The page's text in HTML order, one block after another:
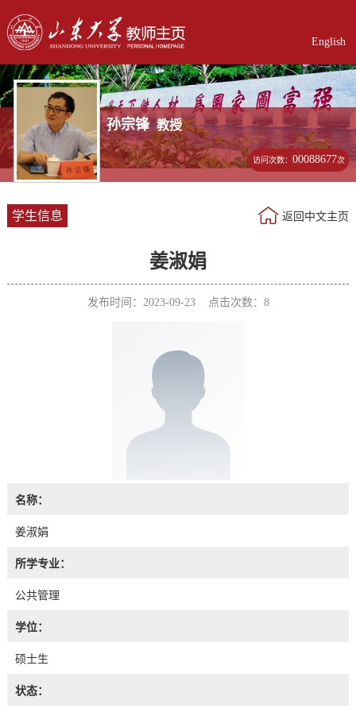
English
孙宗锋 教授
访问次数：00088677次
学生信息 返回中文主页
姜淑娟
发布时间：2023-09-23 点击次数： 8
名称：
姜淑娟
所学专业：
公共管理
学位：
硕士生
状态：